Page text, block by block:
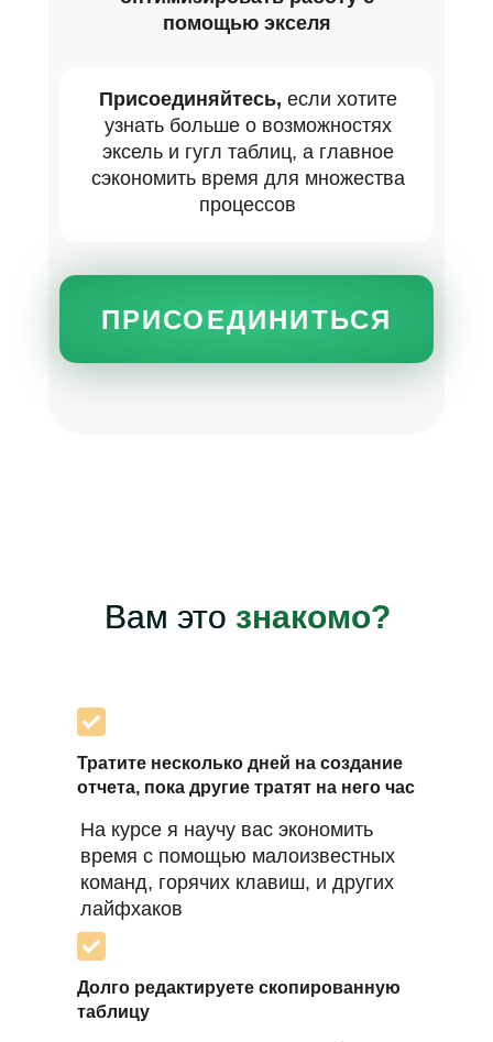
помощью экселя
Присоединяйтесь, если хотите
узнать больше о возможностях
эксель и гугл таблиц, а главное
сэкономить время для множества
процессов
ПРИСОЕДИНИТЬСЯ
Вам это знакомо?
Тратите несколько дней на создание
отчета, пока другие тратят на него час
На курсе я научу вас экономить
время с помощью малоизвестных
команд, горячих клавиш, и других
лайфхаков
Долго редактируете скопированную
таблицу